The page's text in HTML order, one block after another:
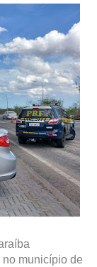
no município de